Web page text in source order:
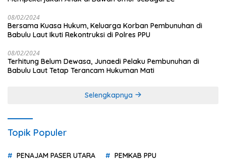
08/02/2024
Bersama Kuasa Hukum, Keluarga Korban Pembunuhan di
Babulu Laut Ikuti Rekontruksi di Polres PPU
08/02/2024
Terhitung Belum Dewasa, Junaedi Pelaku Pembunuhan di
Babulu Laut Tetap Terancam Hukuman Mati
Selengkapnya
Topik Populer
PENAJAM PASER UTARA PEMKAB PPU